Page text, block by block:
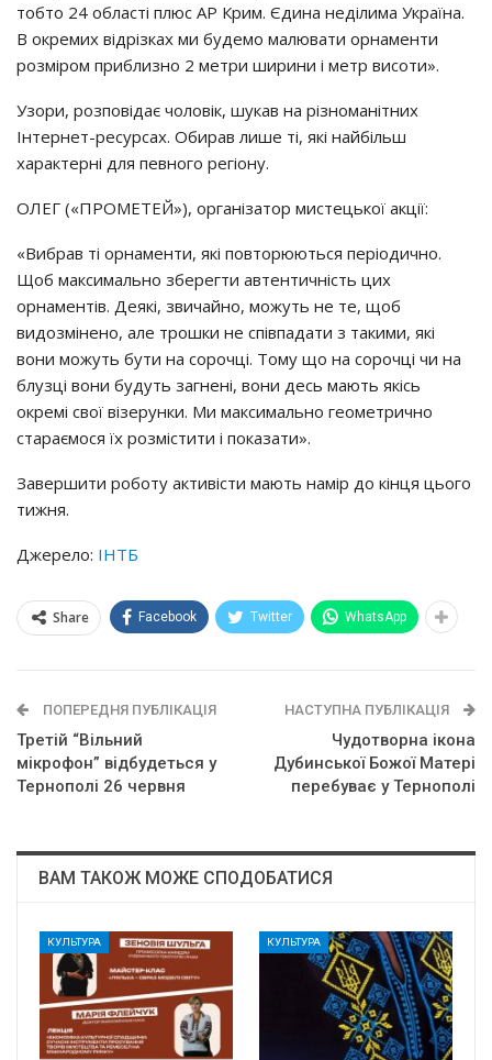
тобто 24 області плюс АР Крим. Єдина неділима Україна.
В окремих відрізках ми будемо малювати орнаменти
розміром приблизно 2 метри ширини і метр висоти».
Узори, розповідає чоловік, шукав на різноманітних
Інтернет-ресурсах. Обирав лише ті, які найбільш
характерні для певного регіону.
ОЛЕГ («ПРОМЕТЕЙ»), організатор мистецької акції:
«Вибрав ті орнаменти, які повторюються періодично.
Щоб максимально зберегти автентичність цих
орнаментів. Деякі, звичайно, можуть не те, щоб
видозмінено, але трошки не співпадати з такими, які
вони можуть бути на сорочці. Тому що на сорочці чи на
блузці вони будуть загнені, вони десь мають якісь
окремі свої візерунки. Ми максимально геометрично
стараємося їх розмістити і показати».
Завершити роботу активісти мають намір до кінця цього
тижня.
Джерело: ІНТБ
Share Facebook Twitter WhatsApp
ПОПЕРЕДНЯ ПУБЛІКАЦІЯ
Третій “Вільний
мікрофон” відбудеться у
Тернополі 26 червня
НАСТУПНА ПУБЛІКАЦІЯ
Чудотворна ікона
Дубинської Божої Матері
перебуває у Тернополі
ВАМ ТАКОЖ МОЖЕ СПОДОБАТИСЯ
КУЛЬТУРА КУЛЬТУРА